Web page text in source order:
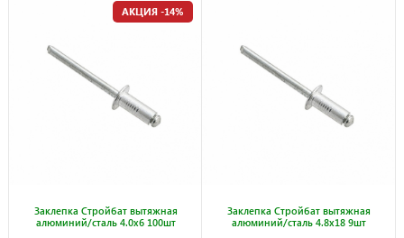
Заклепка Стройбат вытяжная
алюминий/сталь 4.0x6 100шт
АКЦИЯ -14%
Заклепка Стройбат вытяжная
алюминий/сталь 4.8x18 9шт